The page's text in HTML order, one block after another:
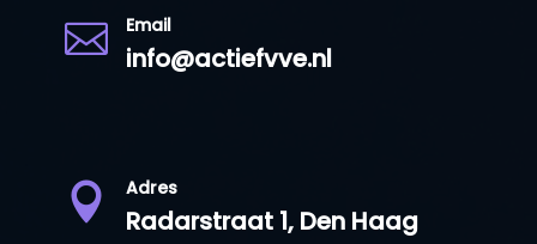
 Email
info@actiefvve.nl
 Adres
Radarstraat 1, Den Haag